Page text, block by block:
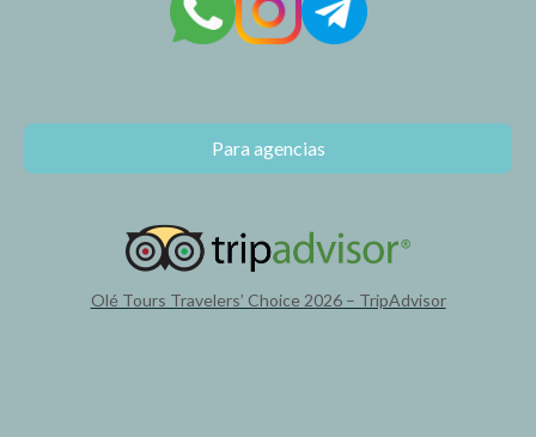
Para agencias
Olé Tours Travelers’ Choice 2026 – TripAdvisor